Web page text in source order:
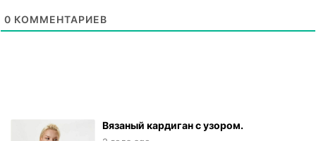
0 КОММЕНТАРИЕВ
Вязаный кардиган с узором.